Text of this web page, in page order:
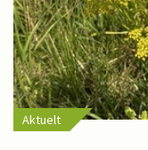
Aktuelt